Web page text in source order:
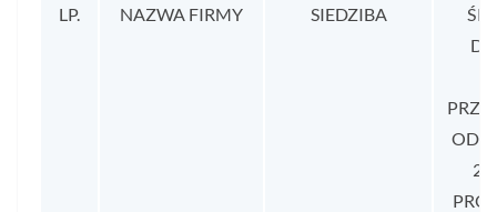
LP. NAZWA FIRMY SIEDZIBA
OD